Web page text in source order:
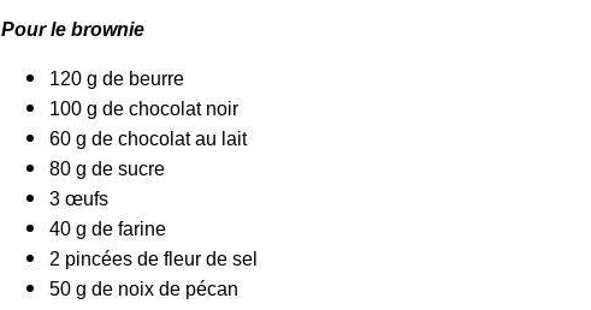
Pour le brownie
120 g de beurre
100 g de chocolat noir
60 g de chocolat au lait
80 g de sucre
3 œufs
40 g de farine
2 pincées de fleur de sel
50 g de noix de pécan